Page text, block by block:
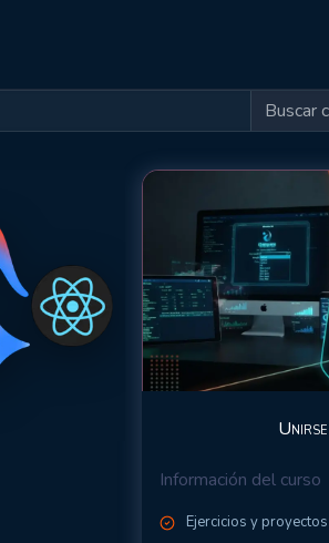
Información del curso
Ejercicios y